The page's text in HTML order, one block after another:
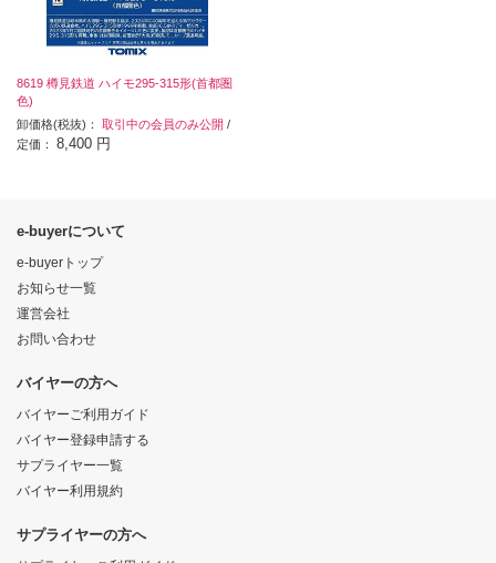
8619 樽見鉄道 ハイモ295-315形(首都圏
色)
卸価格(税抜)： 取引中の会員のみ公開 /
定価： 8,400 円
e-buyerについて
e-buyerトップ
お知らせ一覧
運営会社
お問い合わせ
バイヤーの方へ
バイヤーご利用ガイド
バイヤー登録申請する
サプライヤー一覧
バイヤー利用規約
サプライヤーの方へ